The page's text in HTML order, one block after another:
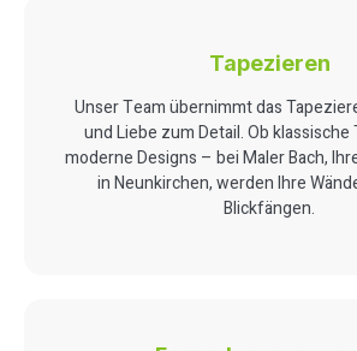
Tapezieren
Unser Team übernimmt das
und Liebe zum Detail. Ob
moderne Designs – bei Maler Bach,
in Neunkirchen, werden Ihre
Blickfängen.